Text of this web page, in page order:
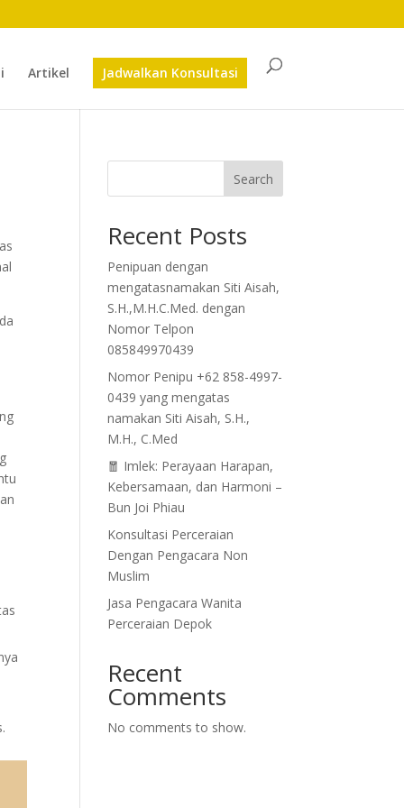
Artikel Jadwalkan Konsultasi
Search
Recent Posts
Penipuan dengan
mengatasnamakan Siti Aisah,
S.H.,M.H.C.Med. dengan
Nomor Telpon
085849970439
Nomor Penipu +62 858-4997-
0439 yang mengatas
namakan Siti Aisah, S.H.,
M.H., C.Med
🧧 Imlek: Perayaan Harapan,
Kebersamaan, dan Harmoni –
Bun Joi Phiau
Konsultasi Perceraian
Dengan Pengacara Non
Muslim
Jasa Pengacara Wanita
Perceraian Depok
Recent
Comments
No comments to show.